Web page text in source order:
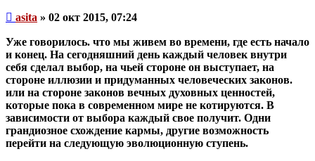
Непрочитанное
asita » 02 окт 2015, 07:24
Уже говорилось. что мы живем во времени, где есть начало
и конец. На сегодняшний день каждый человек внутри
себя сделал выбор, на чьей стороне он выступает, на
стороне иллюзии и придуманных человеческих законов.
или на стороне законов вечных духовных ценностей,
которые пока в современном мире не котируются. В
зависимости от выбора каждый свое получит. Одни
грандиозное схождение кармы, другие возможность
перейти на следующую эволюционную ступень.